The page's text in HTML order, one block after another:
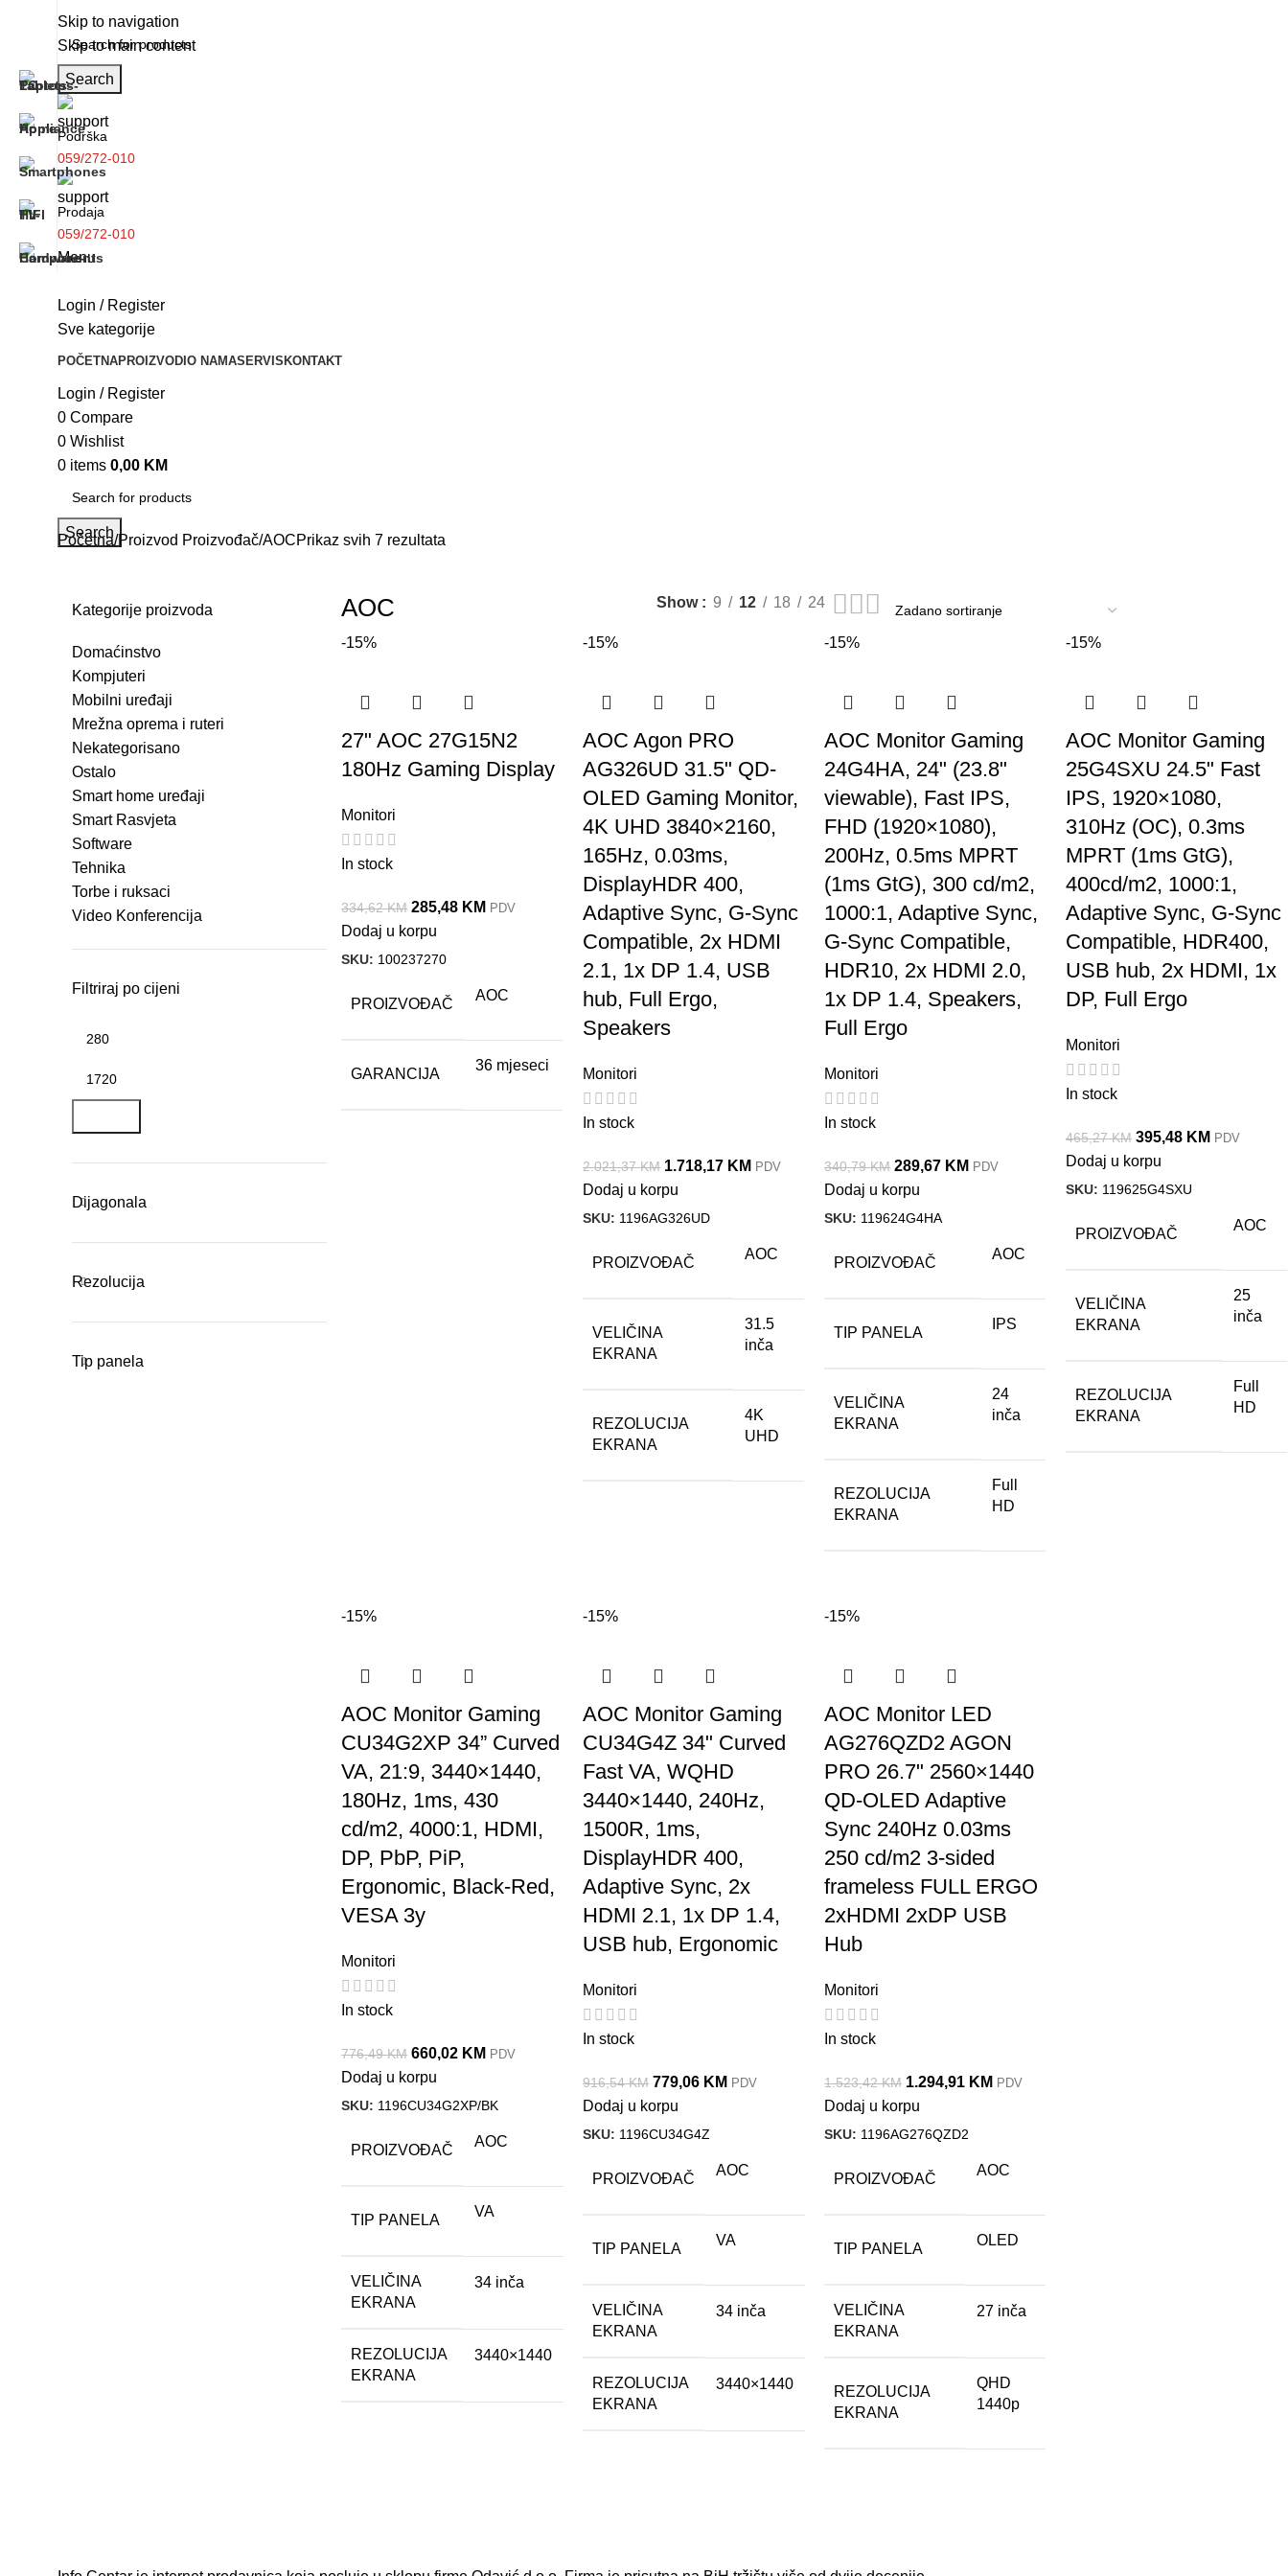
Skip to navigation
Skip to main content
Search
Podrška
059/272-010
Prodaja
059/272-010
Menu
Login / Register
Sve kategorije
POČETNAPROIZVODI O NAMASERVIS KONTAKT
Login / Register
0 Compare
0 Wishlist
0 items 0,00 KM
Search
Početna Proizvod Proizvođač AOCPrikaz svih 7 rezultata
Kategorije proizvoda
Domaćinstvo
Kompjuteri
Mobilni uređaji
Mrežna oprema i ruteri
Nekategorisano
Ostalo
Smart home uređaji
Smart Rasvjeta
Software
Tehnika
Torbe i ruksaci
Video Konferencija
Filtriraj po cijeni
Dijagonala
Rezolucija
Tip panela
AOC Show 9 12 18 24
-15%
27" AOC 27G15N2
180Hz Gaming Display
Monitori
In stock
334,62KM 285,48 KM PDV
Dodaj u korpu
SKU: 100237270
PROIZVOĐAČ
AOC
GARANCIJA
36 mjeseci
-15%
AOC Agon PRO
AG326UD 31.5" QD-
OLED Gaming Monitor,
4K UHD 3840×2160,
165Hz, 0.03ms,
DisplayHDR 400,
Adaptive Sync, G-Sync
Compatible, 2x HDMI
2.1, 1x DP 1.4, USB
hub, Full Ergo,
Speakers
Monitori
In stock
2.021,37KM 1.718,17 KM PDV
Dodaj u korpu
SKU: 1196AG326UD
PROIZVOĐAČ
AOC
VELIČINA
EKRANA
31.5
inča
REZOLUCIJA
EKRANA
4K
UHD
-15%
AOC Monitor Gaming
24G4HA, 24" (23.8"
viewable), Fast IPS,
FHD (1920×1080),
200Hz, 0.5ms MPRT
(1ms GtG), 300 cd/m2,
1000:1, Adaptive Sync,
G-Sync Compatible,
HDR10, 2x HDMI 2.0,
1x DP 1.4, Speakers,
Full Ergo
Monitori
In stock
340,79KM 289,67 KM PDV
Dodaj u korpu
SKU: 119624G4HA
PROIZVOĐAČ
AOC
TIP PANELA
IPS
VELIČINA
EKRANA
24
inča
REZOLUCIJA
EKRANA
Full
HD
-15%
AOC Monitor Gaming
25G4SXU 24.5" Fast
IPS, 1920×1080,
310Hz (OC), 0.3ms
MPRT (1ms GtG),
400cd/m2, 1000:1,
Adaptive Sync, G-Sync
Compatible, HDR400,
USB hub, 2x HDMI, 1x
DP, Full Ergo
Monitori
In stock
465,27KM 395,48 KM PDV
Dodaj u korpu
SKU: 119625G4SXU
PROIZVOĐAČ
AOC
VELIČINA
EKRANA
25
inča
REZOLUCIJA
EKRANA
Full
HD
-15%
AOC Monitor Gaming
CU34G2XP 34” Curved
VA, 21:9, 3440×1440,
180Hz, 1ms, 430
cd/m2, 4000:1, HDMI,
DP, PbP, PiP,
Ergonomic, Black-Red,
VESA 3y
Monitori
In stock
776,49KM 660,02 KM PDV
Dodaj u korpu
SKU: 1196CU34G2XP/BK
PROIZVOĐAČ
AOC
TIP PANELA
VA
VELIČINA
EKRANA
34 inča
REZOLUCIJA
EKRANA
3440×1440
-15%
AOC Monitor Gaming
CU34G4Z 34" Curved
Fast VA, WQHD
3440×1440, 240Hz,
1500R, 1ms,
DisplayHDR 400,
Adaptive Sync, 2x
HDMI 2.1, 1x DP 1.4,
USB hub, Ergonomic
Monitori
In stock
916,54KM 779,06 KM PDV
Dodaj u korpu
SKU: 1196CU34G4Z
PROIZVOĐAČ
AOC
TIP PANELA
VA
VELIČINA
EKRANA
34 inča
REZOLUCIJA
EKRANA
3440×1440
-15%
AOC Monitor LED
AG276QZD2 AGON
PRO 26.7" 2560×1440
QD-OLED Adaptive
Sync 240Hz 0.03ms
250 cd/m2 3-sided
frameless FULL ERGO
2xHDMI 2xDP USB
Hub
Monitori
In stock
1.523,42KM 1.294,91 KM PDV
Dodaj u korpu
SKU: 1196AG276QZD2
PROIZVOĐAČ
AOC
TIP PANELA
OLED
VELIČINA
EKRANA
27 inča
REZOLUCIJA
EKRANA
QHD
1440p